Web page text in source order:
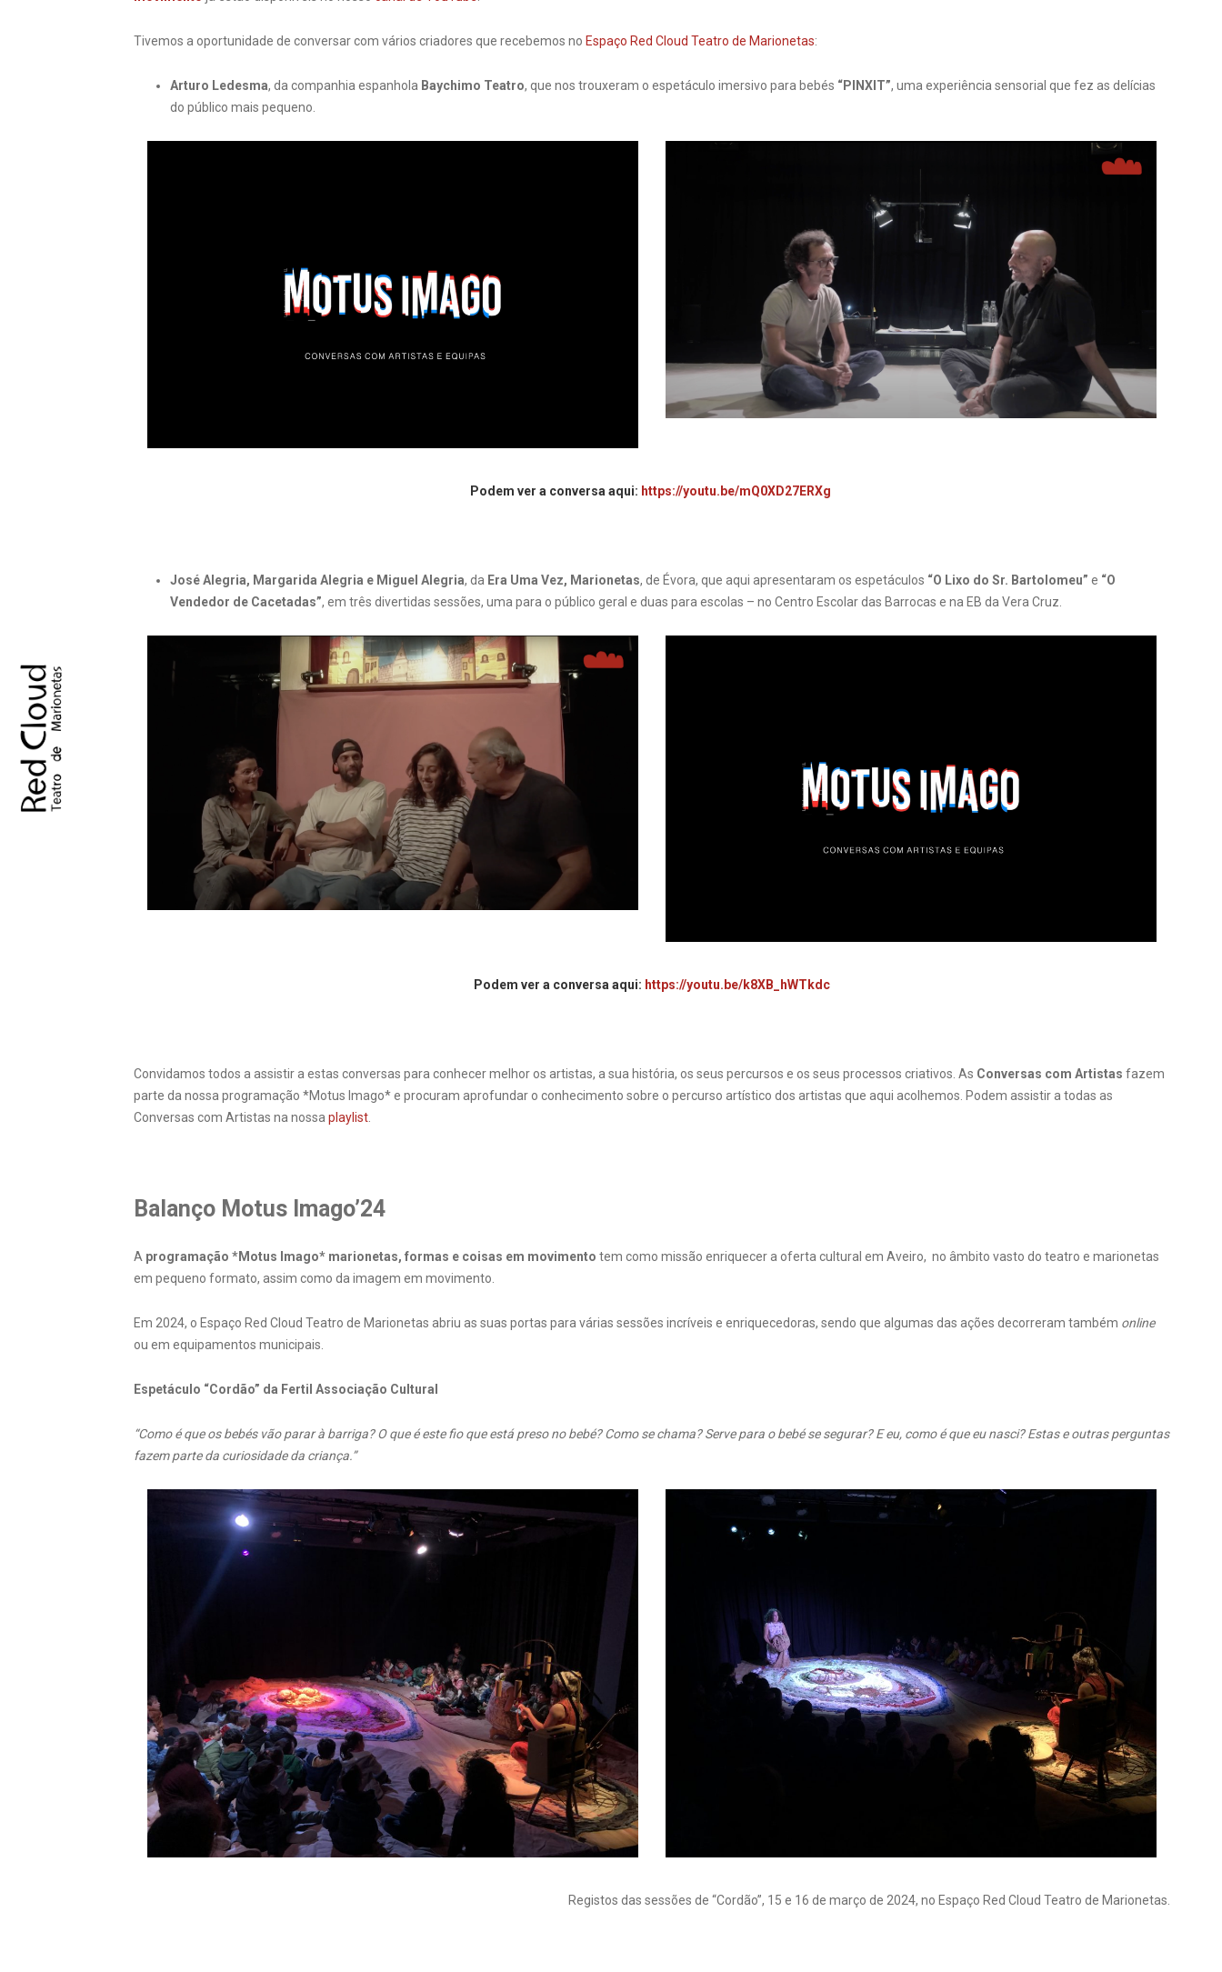
Tivemos a oportunidade de conversar com vários criadores que recebemos no Espaço Red Cloud Teatro de Marionetas:
Arturo Ledesma, da companhia espanhola Baychimo Teatro, que nos trouxeram o espetáculo imersivo para bebés “PINXIT”, uma experiência sensorial que fez as delícias
do público mais pequeno.
Podem ver a conversa aqui: https://youtu.be/mQ0XD27ERXg
José Alegria, Margarida Alegria e Miguel Alegria, da Era Uma Vez, Marionetas, de Évora, que aqui apresentaram os espetáculos “O Lixo do Sr. Bartolomeu” e “O
Vendedor de Cacetadas”, em três divertidas sessões, uma para o público geral e duas para escolas – no Centro Escolar das Barrocas e na EB da Vera Cruz.
Podem ver a conversa aqui: https://youtu.be/k8XB_hWTkdc
Convidamos todos a assistir a estas conversas para conhecer melhor os artistas, a sua história, os seus percursos e os seus processos criativos. As Conversas com Artistas fazem
parte da nossa programação *Motus Imago* e procuram aprofundar o conhecimento sobre o percurso artístico dos artistas que aqui acolhemos. Podem assistir a todas as
Conversas com Artistas na nossaplaylist.
Balanço Motus Imago’24
A programação *Motus Imago* marionetas, formas e coisas em movimento tem como missão enriquecer a oferta cultural em Aveiro, no âmbito vasto do teatro e marionetas
em pequeno formato, assim como da imagem em movimento.
Em 2024, o Espaço Red Cloud Teatro de Marionetas abriu as suas portas para várias sessões incríveis e enriquecedoras, sendo que algumas das ações decorreram também online
ou em equipamentos municipais.
Espetáculo “Cordão” da Fertil Associação Cultural
“Como é que os bebés vão parar à barriga? O que é este fio que está preso no bebé?Como se chama? Serve para o bebé se segurar? E eu, como é que eu nasci?Estas e outras perguntas
fazem parte da curiosidade da criança.”
Registos das sessões de “Cordão”, 15 e 16 de março de 2024, no Espaço Red Cloud Teatro de Marionetas.